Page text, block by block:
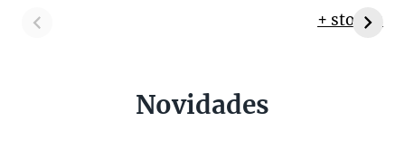
+ stories
Novidades